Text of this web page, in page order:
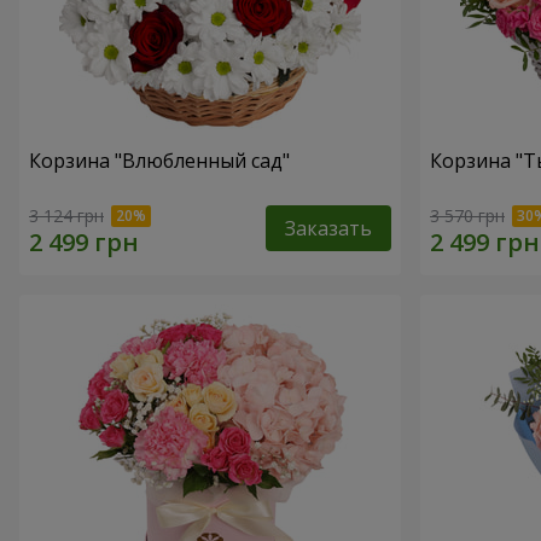
Корзина "Влюбленный сад"
3 124 грн Заказать
Корзина
3 570 грн